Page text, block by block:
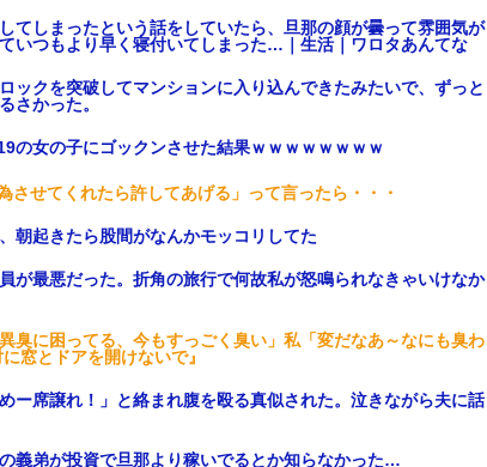
た結果…
てしまったという話をしていたら、旦那の顔が曇って雰囲気が
いつもより早く寝付いてしまった…｜生活｜ワロタあんてな
ックを突破してマンションに入り込んできたみたいで、ずっと
さかった。
の女の子にゴックンさせた結果ｗｗｗｗｗｗｗｗ
させてくれたら許してあげる」って言ったら・・・
朝起きたら股間がなんかモッコリしてた
が最悪だった。折角の旅行で何故私が怒鳴られなきゃいけなか
臭に困ってる、今もすっごく臭い」私「変だなあ～なにも臭わ
窓とドアを開けないで』
ー席譲れ！」と絡まれ腹を殴る真似された。泣きながら夫に話
義弟が投資で旦那より稼いでるとか知らなかった…